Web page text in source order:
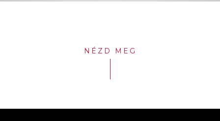
NÉZD MEG